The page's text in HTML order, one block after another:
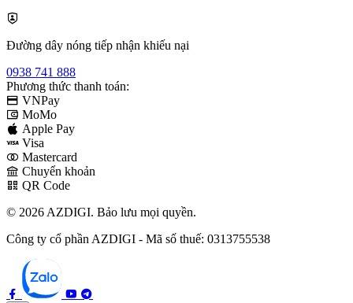
Đường dây nóng tiếp nhận khiếu nại
0938 741 888
Phương thức thanh toán:
VNPay
MoMo
Apple Pay
Visa
Mastercard
Chuyển khoản
QR Code
© 2026 AZDIGI. Bảo lưu mọi quyền.
Công ty cổ phần AZDIGI - Mã số thuế: 0313755538